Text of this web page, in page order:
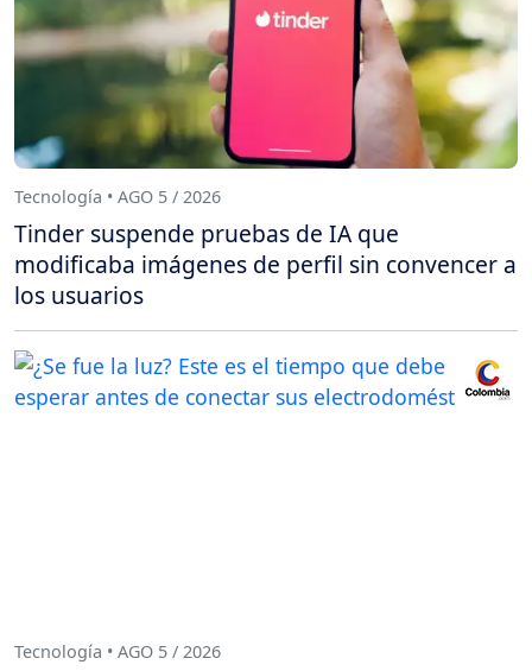
Tecnología • AGO 5 / 2026
Tinder suspende pruebas de IA que
modificaba imágenes de perfil sin convencer a
los usuarios
Tecnología • AGO 5 / 2026